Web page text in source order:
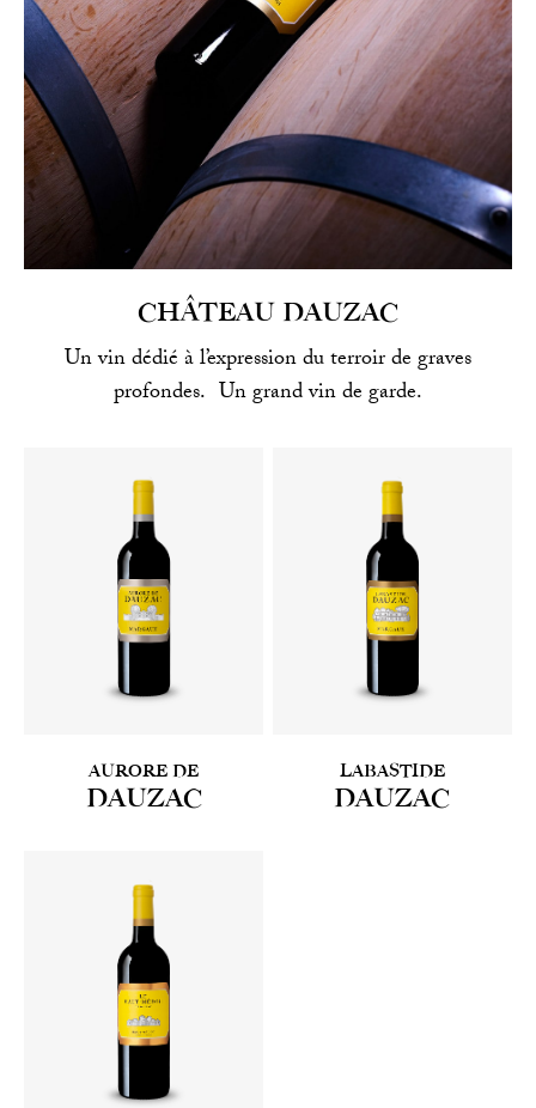
CHÂTEAU DAUZAC
Un vin dédié à l’expression du terroir de graves
profondes. Un grand vin de garde.
AURORE DE
DAUZAC
LABASTIDE
DAUZAC